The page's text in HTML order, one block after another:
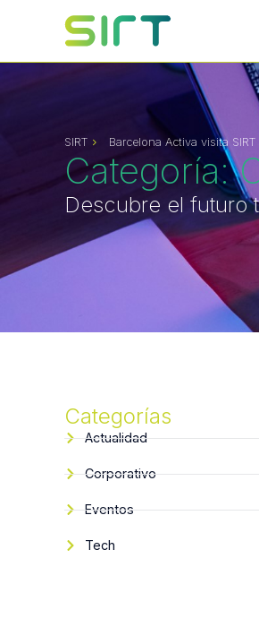
SIRT Barcelona Activa visita
Categoría:
Descubre el futuro
Categorías
Actualidad
Corporativo
Eventos
Tech